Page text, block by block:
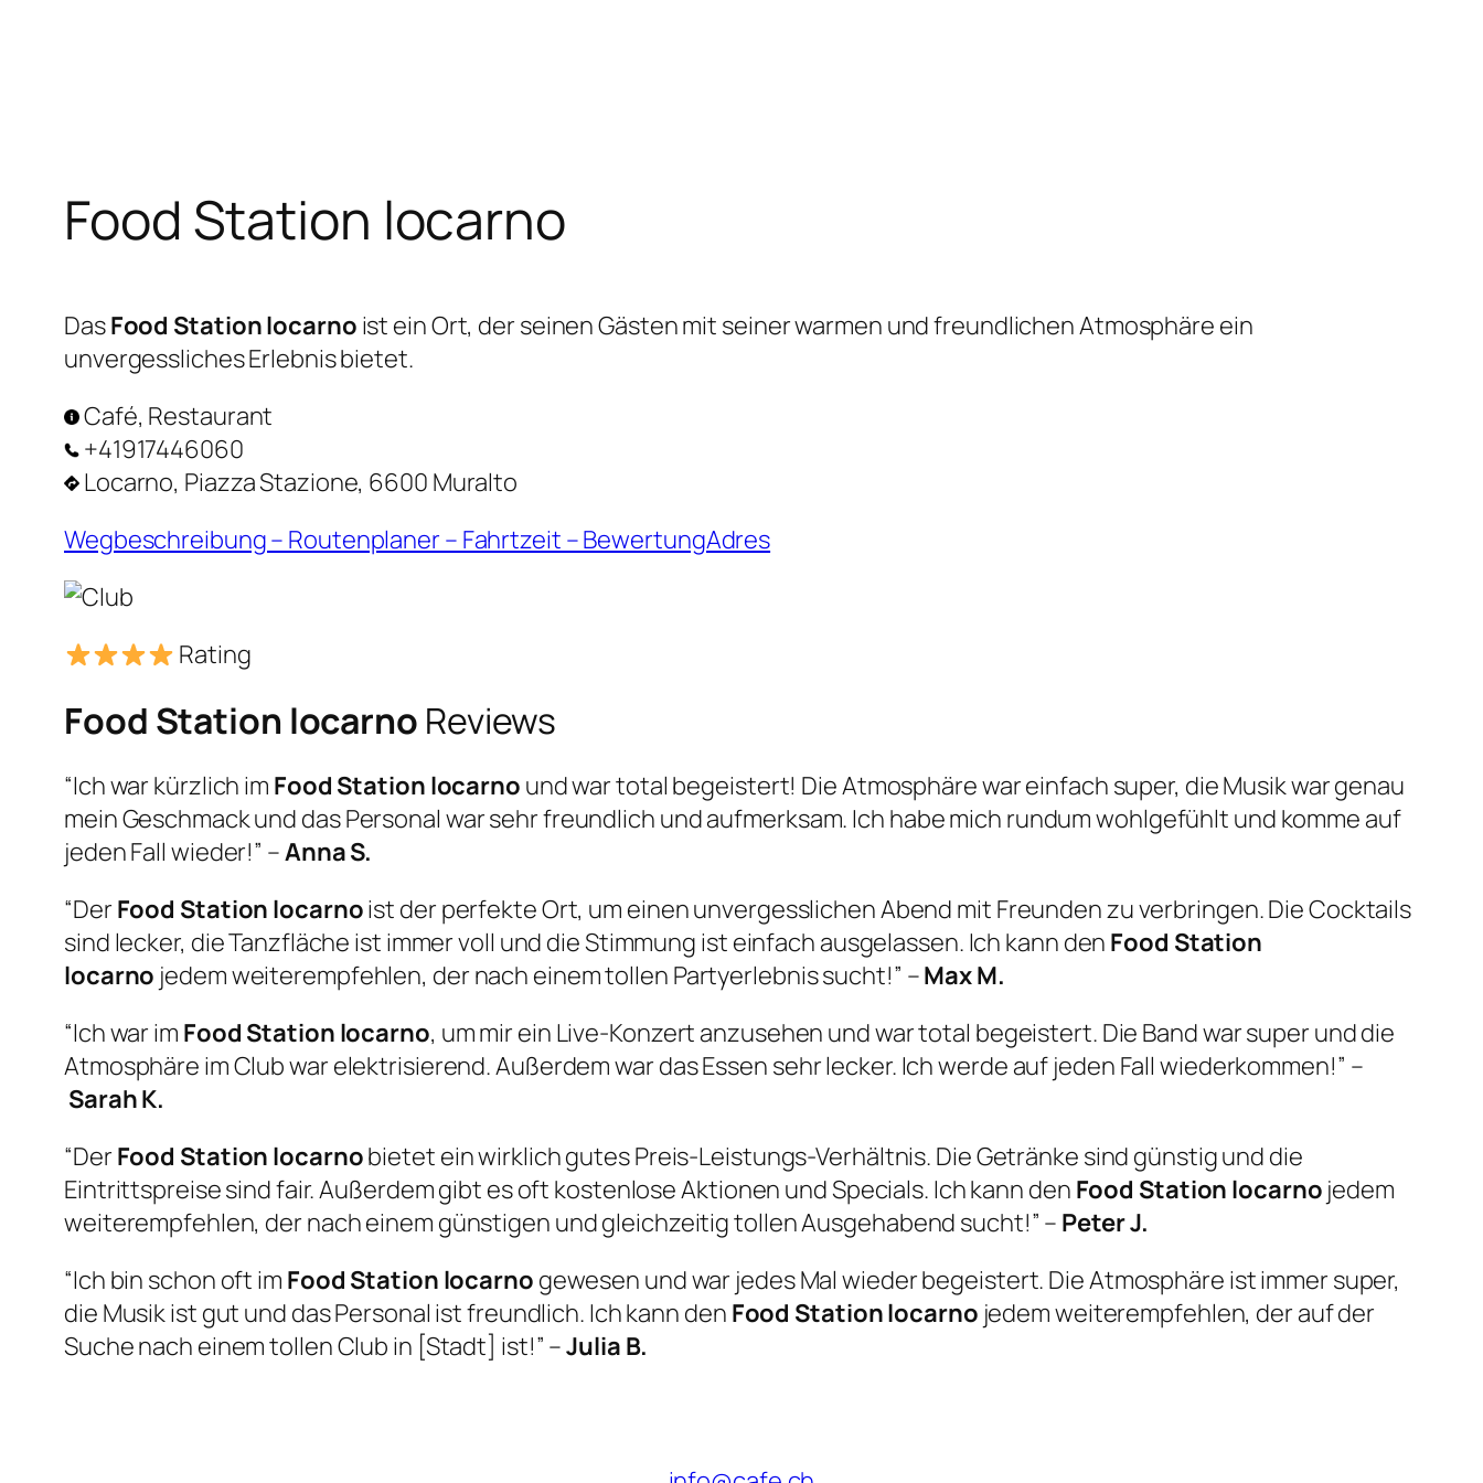
Food Station locarno
DasFood Station locarno ist ein Ort, der seinen Gästen mit seiner warmen und freundlichen Atmosphäre ein
unvergessliches Erlebnis bietet.
Café, Restaurant
+41917446060
Locarno, Piazza Stazione, 6600 Muralto
Wegbeschreibung – Routenplaner – Fahrtzeit – BewertungAdres
Rating
Food Station locarno Reviews
“Ich war kürzlich im Food Station locarno und war total begeistert! Die Atmosphäre war einfach super, die Musik war genau
mein Geschmack und das Personal war sehr freundlich und aufmerksam. Ich habe mich rundum wohlgefühlt und komme auf
jeden Fall wieder!” –Anna S.
“Der Food Station locarnoist der perfekte Ort, um einen unvergesslichen Abend mit Freunden zu verbringen. Die Cocktails
sind lecker, die Tanzfläche ist immer voll und die Stimmung ist einfach ausgelassen. Ich kann den Food Station
locarno jedem weiterempfehlen, der nach einem tollen Partyerlebnis sucht!” –Max M.
“Ich war im Food Station locarno, um mir ein Live-Konzert anzusehen und war total begeistert. Die Band war super und die
Atmosphäre im Club war elektrisierend. Außerdem war das Essen sehr lecker. Ich werde auf jeden Fall wiederkommen!” –
Sarah K.
“Der Food Station locarnobietet ein wirklich gutes Preis-Leistungs-Verhältnis. Die Getränke sind günstig und die
Eintrittspreise sind fair. Außerdem gibt es oft kostenlose Aktionen und Specials. Ich kann den Food Station locarno jedem
weiterempfehlen, der nach einem günstigen und gleichzeitig tollen Ausgehabend sucht!” – Peter J.
“Ich bin schon oft im Food Station locarno gewesen und war jedes Mal wieder begeistert. Die Atmosphäre ist immer super,
die Musik ist gut und das Personal ist freundlich. Ich kann den Food Station locarno jedem weiterempfehlen, der auf der
Suche nach einem tollen Club in [Stadt] ist!” –Julia B.